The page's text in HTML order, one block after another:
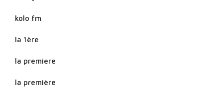
kolo fm
la 1ère
la premiere
la première